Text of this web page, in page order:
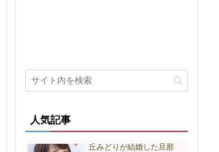
人気記事
丘みどりが結婚した旦那